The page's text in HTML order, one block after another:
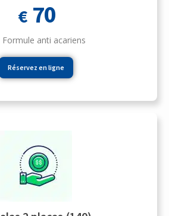
€ 70
Formule anti acariens
Réservez en ligne